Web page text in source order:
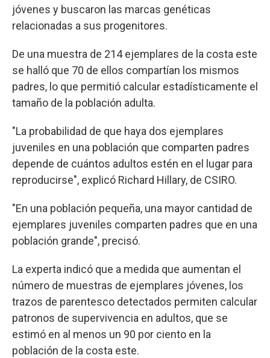
jóvenes y buscaron las marcas genéticas
relacionadas a sus progenitores.
De una muestra de 214 ejemplares de la costa este
se halló que 70 de ellos compartían los mismos
padres, lo que permitió calcular estadísticamente el
tamaño de la población adulta.
"La probabilidad de que haya dos ejemplares
juveniles en una población que comparten padres
depende de cuántos adultos estén en el lugar para
reproducirse", explicó Richard Hillary, de CSIRO.
"En una población pequeña, una mayor cantidad de
ejemplares juveniles comparten padres que en una
población grande", precisó.
La experta indicó que a medida que aumentan el
número de muestras de ejemplares jóvenes, los
trazos de parentesco detectados permiten calcular
patronos de supervivencia en adultos, que se
estimó en al menos un 90 por ciento en la
población de la costa este.